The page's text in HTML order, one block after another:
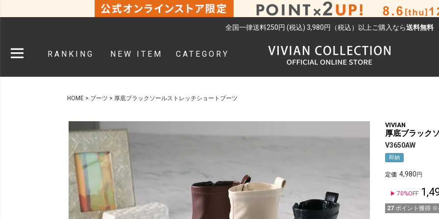
全国一律送料250円 (税込) 3,980円（税込）以上ご購入なら送料無料
RANKING NEW ITEM CATEGORY 検索
HOME ブーツ 厚底ブラックソールストレッチショートブーツ
VIVIAN
厚底ブラック
V3650AW
即納
定価 4,980
70%OFF
27 ポイント獲得 ※